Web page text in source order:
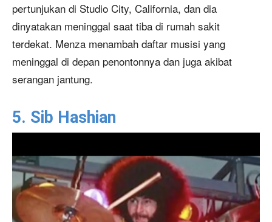
pertunjukan di Studio City, California, dan dia
dinyatakan meninggal saat tiba di rumah sakit
terdekat. Menza menambah daftar musisi yang
meninggal di depan penontonnya dan juga akibat
serangan jantung.
5. Sib Hashian